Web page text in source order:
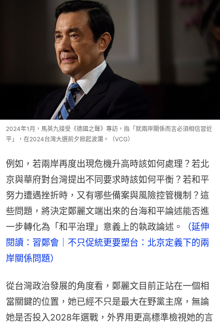
2024年1月，馬英九接受《德國之聲》專訪，指「就兩岸關係而言必須相信習近
平」，在2024台灣大選前夕掀起波瀾。（VCG）
例如，若兩岸再度出現危機升高時該如何處理？若北
京與華府對台灣提出不同要求時該如何平衡？若和平
努力遭遇挫折時，又有哪些備案與風險控管機制？這
些問題，將決定鄭麗文端出來的台海和平論述能否進
一步轉化為「和平治理」意義上的執政論述。
（延伸
閱讀：習鄭會｜不只促統更要塑台：北京定義下的兩
岸關係問題）
從台灣政治發展的角度看，鄭麗文目前正站在一個相
當關鍵的位置，她已經不只是最大在野黨主席，無論
她是否投入2028年選戰，外界用更高標準檢視她的言